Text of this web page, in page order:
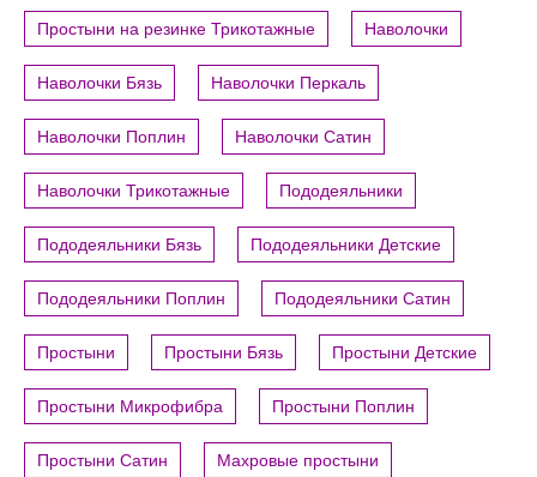
Простыни на резинке Трикотажные Наволочки
Наволочки Бязь Наволочки Перкаль
Наволочки Поплин Наволочки Сатин
Наволочки Трикотажные Пододеяльники
Пододеяльники Бязь Пододеяльники Детские
Пододеяльники Поплин Пододеяльники Сатин
Простыни Простыни Бязь Простыни Детские
Простыни Микрофибра Простыни Поплин
Простыни Сатин Махровые простыни